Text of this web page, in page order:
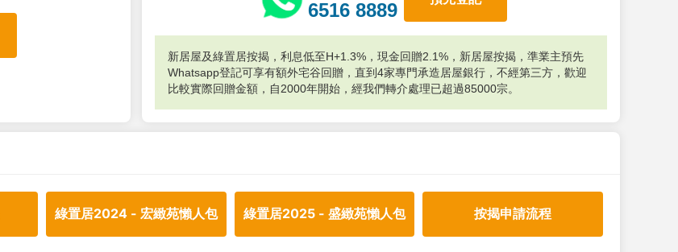
6516 8889
新居屋及綠置居按揭，利息低至H+1.3%，現金回贈2.1%，新居屋按揭，準業主預先
Whatsapp登記可享有額外宅谷回贈，直到4家專門承造居屋銀行，不經第三方，歡迎
比較實際回贈金額，自2000年開始，經我們轉介處理已超過85000宗。
綠置居2024 - 宏緻苑懶人包 綠置居2025 - 盛緻苑懶人包 按揭申請流程